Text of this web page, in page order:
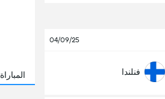
04/09/25
فنلندا المباراة